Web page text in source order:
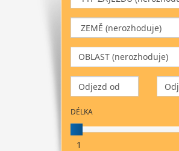
OBLAST (nerozhoduje)
DÉLKA
1